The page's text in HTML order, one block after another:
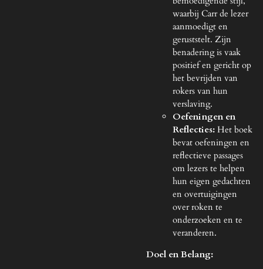
waarbij Carr de lezer
aanmoedigt en
geruststelt. Zijn
benadering is vaak
positief en gericht op
het bevrijden van
rokers van hun
verslaving.
Oefeningen en
Reflecties: Het boek
bevat oefeningen en
reflectieve passages
om lezers te helpen
hun eigen gedachten
en overtuigingen
over roken te
onderzoeken en te
veranderen.
Doel en Belang: